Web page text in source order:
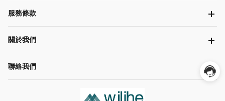
服務條款
關於我們
聯絡我們